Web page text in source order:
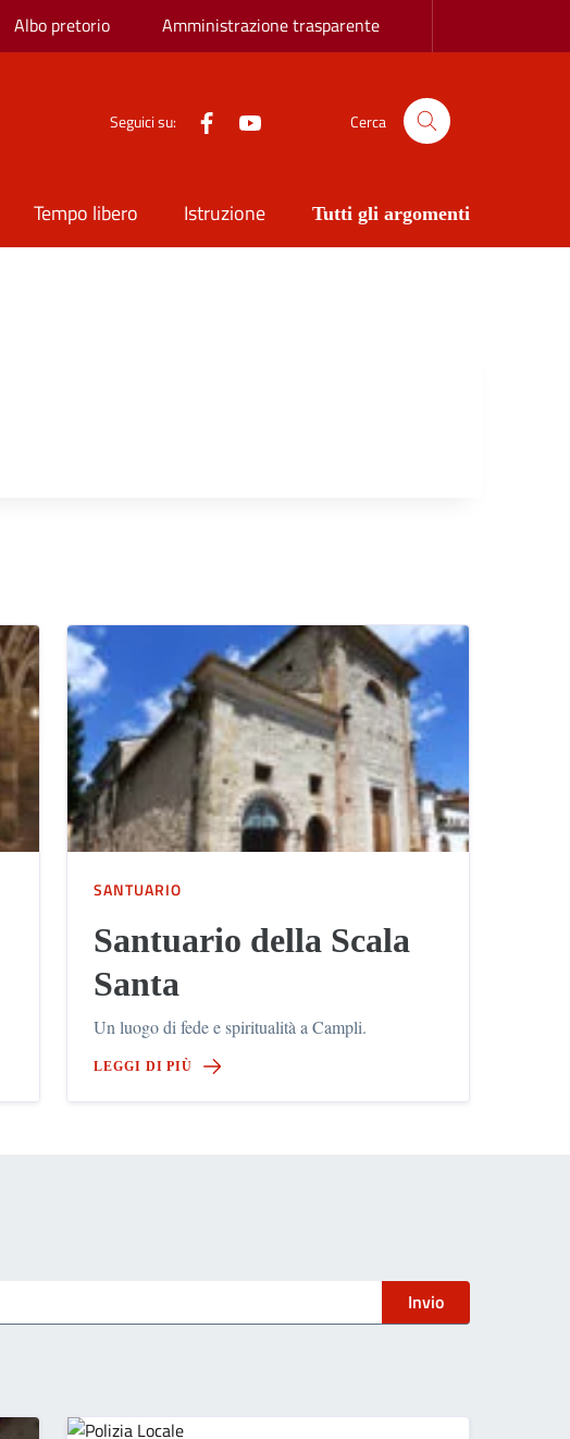
Albo pretorio Amministrazione trasparente
Seguici su: Facebook Cerca
Tempo libero Istruzione Tutti gli argomenti
SANTUARIO
Santuario della Scala
Santa
Un luogo di fede e spiritualità a Campli.
LEGGI DI PIÙ
Invio